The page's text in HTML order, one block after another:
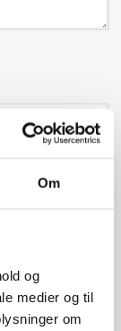
Om
og
medier og til
om
på
håndtere
en række
med
du kan